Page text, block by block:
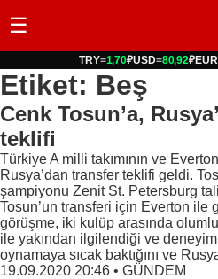
☰
TRY=1,70₽USD=80,92₽EUR
Etiket: Beş
Cenk Tosun’a,
teklifi
Türkiye A milli takımının ve
Rusya’dan transfer teklifi geldi.
şampiyonu Zenit St. Petersburg
Tosun’un transferi için Everton ile
görüşme, iki kulüp arasında
ile yakından ilgilendiği ve
oynamaya sıcak baktığını ve
19.09.2020 20:46 • GÜNDEM